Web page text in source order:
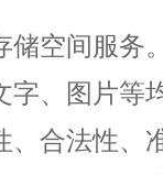
空间服务
、图片等
、合法性、